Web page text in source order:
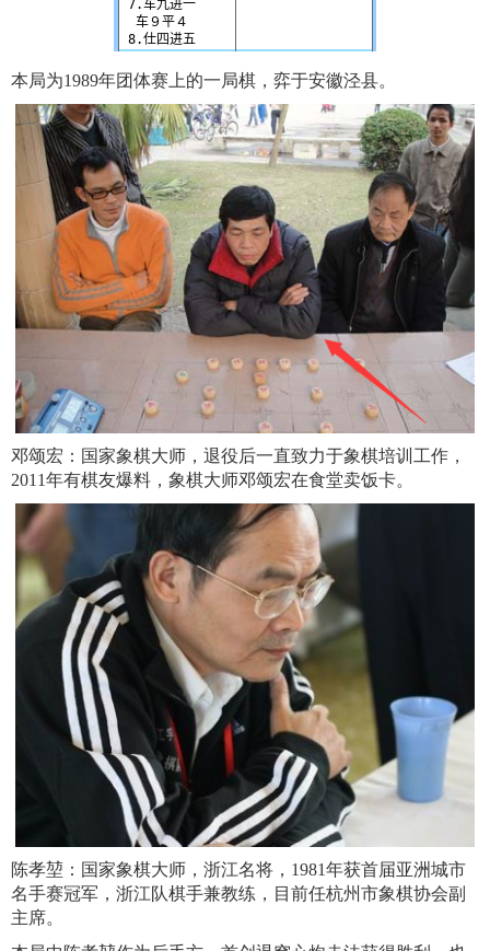
本局为1989年团体赛上的一局棋，弈于安徽泾县。
邓颂宏：国家象棋大师，退役后一直致力于象棋培训工作，
2011年有棋友爆料，象棋大师邓颂宏在食堂卖饭卡。
陈孝堃：国家象棋大师，浙江名将，1981年获首届亚洲城市
名手赛冠军，浙江队棋手兼教练，目前任杭州市象棋协会副
主席。